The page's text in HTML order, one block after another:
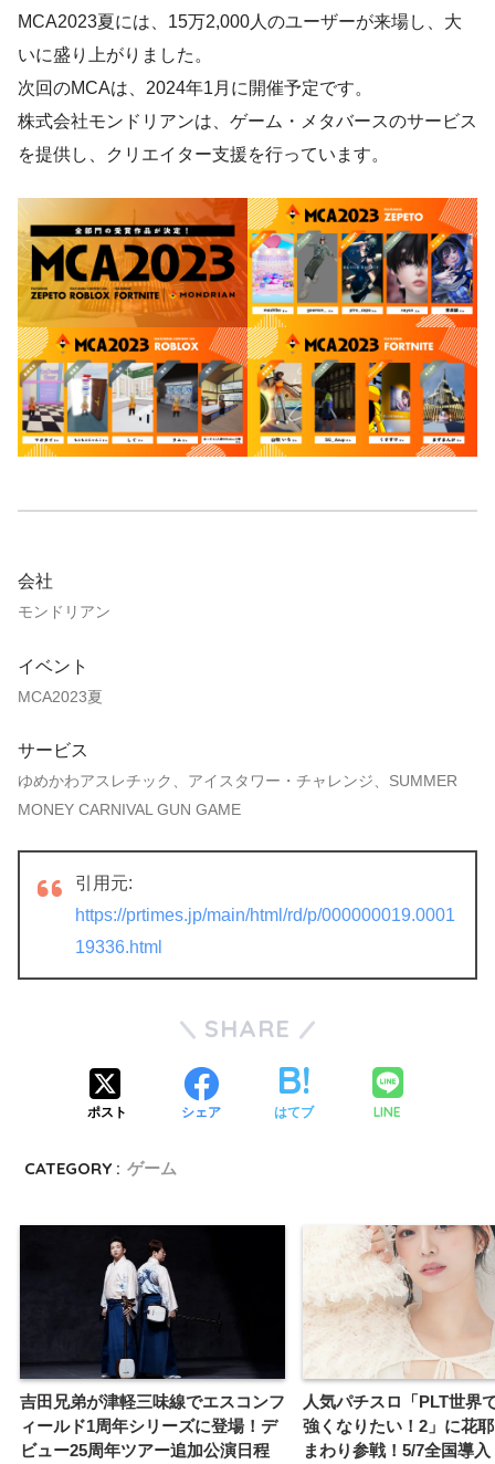
MCA2023夏には、15万2,000人のユーザーが来場し、大
いに盛り上がりました。
次回のMCAは、2024年1月に開催予定です。
株式会社モンドリアンは、ゲーム・メタバースのサービス
を提供し、クリエイター支援を行っています。
会社
モンドリアン
イベント
MCA2023夏
サービス
ゆめかわアスレチック、アイスタワー・チャレンジ、SUMMER
MONEY CARNIVAL GUN GAME
引用元:
https://prtimes.jp/main/html/rd/p/000000019.0001
19336.html
SHARE
ポスト シェア はてブ LINE
CATEGORY : ゲーム
吉田兄弟が津軽三味線でエスコンフ
ィールド1周年シリーズに登場！デ
ビュー25周年ツアー追加公演日程
人気パチスロ「PLT世界
強くなりたい！2」に花
まわり参戦！5/7全国導入